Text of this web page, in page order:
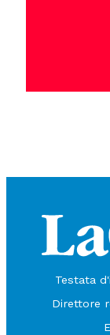
Testata
Direttore